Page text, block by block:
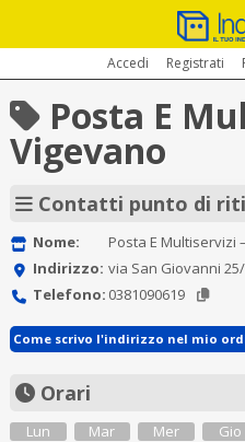
Accedi Registrati
Posta E
Vigevano
Contatti punto di
Nome:
Posta E Multiservizi
Indirizzo: via San Giovanni
Telefono: 0381090619
Come scrivo l'indirizzo nel mio
Orari
Lun
Mar
Mer
Gio